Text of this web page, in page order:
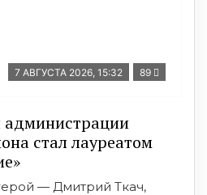
7 АВГУСТА 2026, 15:32 89
администрации
стал лауреатом
— Дмитрий Ткач,